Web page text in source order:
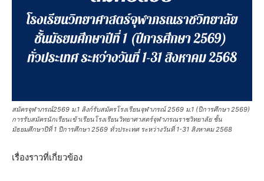
สมัครจุฬาภรณ์2569 ม.1 ลิงก์รับสมัครโรงเรียนจุฬาภรณ์ 2569 ม.1 (ปีการศึกษา 2569)
การรับสมัครนักเรียนเข้าเรียนโรงเรียนวิทยาศาสตร์จุฬาภรณราชวิทยาลัย ชั้น
มัธยมศึกษาปีที่ 1 ปีการศึกษา 2569 ทั่วประเทศ ระหว่างวันที่ 1-31 สิงหาคม 2568
เรื่องราวที่เกี่ยวข้อง